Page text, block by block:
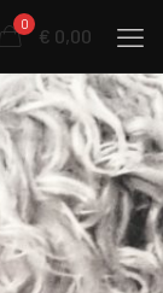
0
€ 0,00